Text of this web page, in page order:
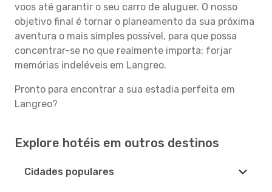
voos até garantir o seu carro de aluguer. O nosso
objetivo final é tornar o planeamento da sua próxima
aventura o mais simples possível, para que possa
concentrar-se no que realmente importa: forjar
memórias indeléveis em Langreo.
Pronto para encontrar a sua estadia perfeita em
Langreo?
Explore hotéis em outros destinos
Cidades populares